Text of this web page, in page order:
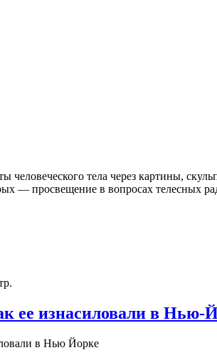
тела через картины,
— просвещение в вопросах телесных
ее изнacиловали в Нью-